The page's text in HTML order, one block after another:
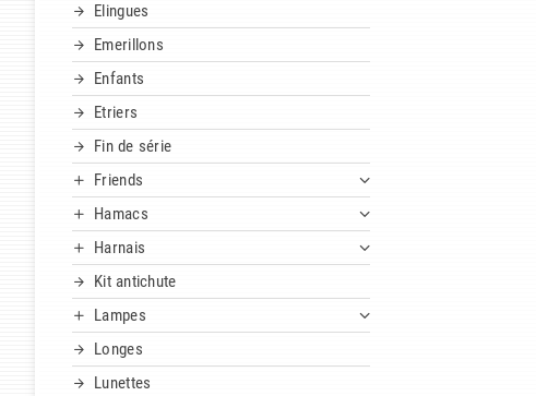
Elingues
Emerillons
Enfants
Etriers
Fin de série
Friends
Hamacs
Harnais
Kit antichute
Lampes
Longes
Lunettes